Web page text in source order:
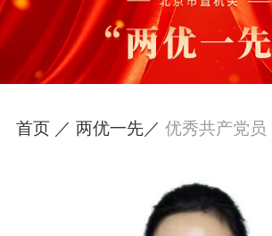
首页 ／ 两优一先／ 优秀共产党员